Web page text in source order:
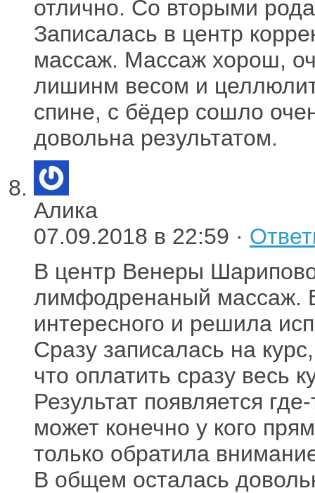
отлично. Со вторыми
Записалась в центр
массаж. Массаж хорош,
лишинм весом и
спине, с бёдер сошло
довольна результатом.
Алика
07.09.2018 в 22:59 ·
В центр Венеры
лимфодренаный массаж.
интересного и решила
Сразу записалась на
что оплатить сразу весь
Результат появляется
может конечно у кого
только обратила
В общем осталась